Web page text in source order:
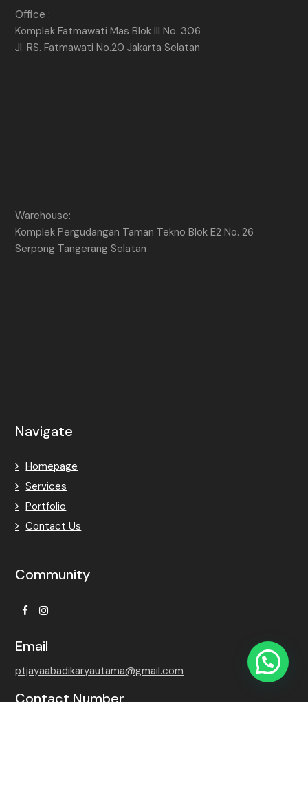
Office :
Komplek Fatmawati Mas Blok III No. 306
Jl. RS. Fatmawati No.20 Jakarta Selatan
Warehouse:
Komplek Pergudangan Taman Tekno Blok E2 No. 26
Serpong Tangerang Selatan
Navigate
Homepage
Services
Portfolio
Contact Us
Community
FacebookInstagram
Email
ptjayaabadikaryautama@gmail.com
Contact Number